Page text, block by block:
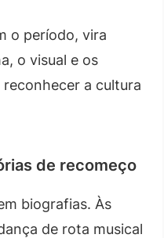
o período, vira
o visual e os
a cultura
de recomeço
biografias. Às
de rota musical